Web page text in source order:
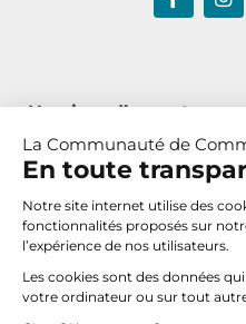
Horaires d’ouverture :
Du lundi au jeudi de
Le vendredi de 8h30
Nous
La Communauté de
En toute
Notre site internet utilise des
fonctionnalités proposés sur
l’expérience de nos utilisateurs.
Les cookies sont des données
votre ordinateur ou sur tout